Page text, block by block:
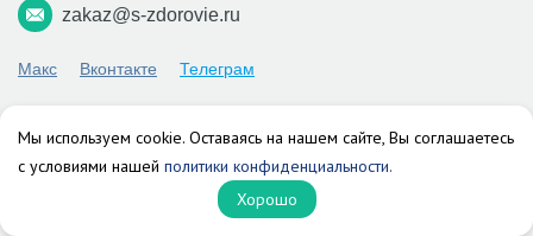
zakaz@s-zdorovie.ru
Макс Вконтакте Телеграм
© 2026 г. Все права защищены.
Мы используем cookie. Оставаясь на нашем сайте, Вы соглашаетесь
с условиями нашей политики конфиденциальности.
Хорошо